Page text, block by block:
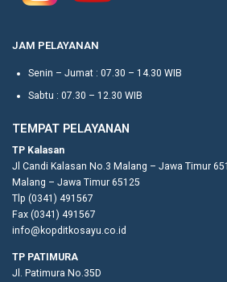
JAM PELAYANAN
Senin – Jumat : 07.30 – 14.30 WIB
Sabtu : 07.30 – 12.30 WIB
TEMPAT PELAYANAN
TP Kalasan
Jl Candi Kalasan No.3 Malang – Jawa Timur
Malang – Jawa Timur 65125
Tlp (0341) 491567
Fax (0341) 491567
info@kopditkosayu.co.id
TP PATIMURA
Jl. Patimura No.35D